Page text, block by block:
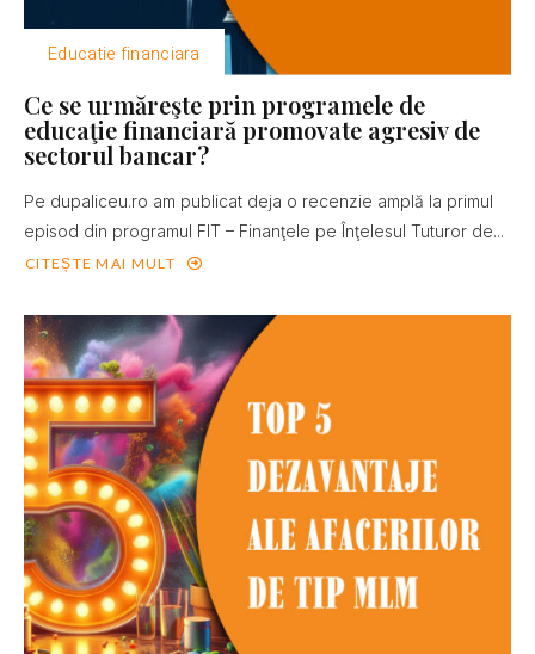
Educatie financiara
Ce se urmăreşte prin programele de
educaţie financiară promovate agresiv de
sectorul bancar?
Pe dupaliceu.ro am publicat deja o recenzie amplă la primul
episod din programul FIT – Finanţele pe Înţelesul Tuturor de...
CITEȘTE MAI MULT